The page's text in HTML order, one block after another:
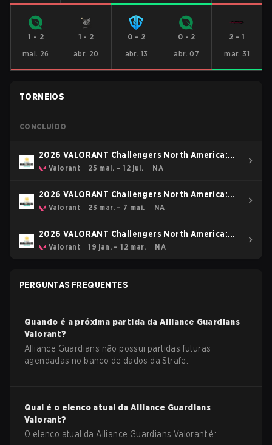
1 - 2
mai. 26
1 - 2
abr. 20
0 - 2
abr. 13
0 - 2
abr. 07
2 - 1
mar. 31
TORNEIOS
CONCLUÍDO
2026 VALORANT Challengers North America:
Stage 3
Valorant 25 mai. – 12 jul. NA
2026 VALORANT Challengers North America:
Stage 2
Valorant 23 mar. – 7 mai. NA
2026 VALORANT Challengers North America:
Stage 1
Valorant 19 jan. – 12 mar. NA
PERGUNTAS FREQUENTES
Quando é a próxima partida da Alliance Guardians
Valorant?
Alliance Guardians não possui partidas futuras
agendadas no banco de dados da Strafe.
Qual é o elenco atual da Alliance Guardians
Valorant?
O elenco atual da Alliance Guardians Valorant é: